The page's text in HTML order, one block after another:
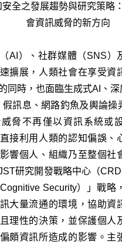
安全之發展趨勢與研究策略
會資訊威脅的新方向
AI）、社群媒體（SNS）
擴展，人類社會在享受資
同時，也面臨生成式AI、
假訊息、網路釣魚及輿論操
脅不再僅以資訊系統或
接利用人類的認知偏誤、
響個人、組織乃至整個社
研究開發戰略中心（
Security）」戰略
大量流通的環境，協助資
理性的決策，並保護個人
頗資訊所造成的影響。主